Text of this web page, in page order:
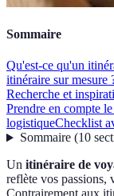
Sommaire
Qu'est-ce qu'un
itinéraire sur mesure
Recherche et
Prendre en compte
logistiqueChecklist
Sommaire(10
Un itinéraire de
reflète vos passions,